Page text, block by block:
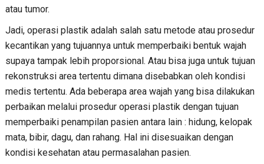
atau tumor.
Jadi, operasi plastik adalah salah satu metode atau prosedur
kecantikan yang tujuannya untuk memperbaiki bentuk wajah
supaya tampak lebih proporsional. Atau bisa juga untuk tujuan
rekonstruksi area tertentu dimana disebabkan oleh kondisi
medis tertentu. Ada beberapa area wajah yang bisa dilakukan
perbaikan melalui prosedur operasi plastik dengan tujuan
memperbaiki penampilan pasien antara lain : hidung, kelopak
mata, bibir, dagu, dan rahang. Hal ini disesuaikan dengan
kondisi kesehatan atau permasalahan pasien.